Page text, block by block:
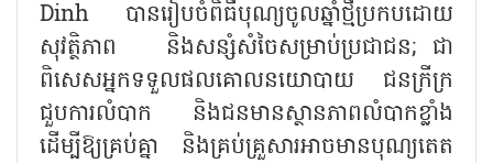
កើនឡើង ១០០ ដង; ប្រាក់ចំណូលក្នុងមនុស្សម្នាក់
បានឈានដល់ ៤.១១០ដុល្លារអាមេរិក កើនឡើង
៤៤០ ដង។ ជោគជ័យរួមនោះគឺដោយសារការរួម
ចំណែកយ៉ាងសកម្មរបស់អាជ្ញាធរ អង្គភាពអាជីវកម្ម
ប្រជាជន និងពលកររនៃខេត្ត Nam Dinh។